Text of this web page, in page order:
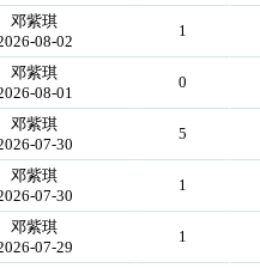
邓紫琪
08-02
1
邓紫琪
08-01
0
邓紫琪
07-30
5
邓紫琪
07-30
1
邓紫琪
07-29
1